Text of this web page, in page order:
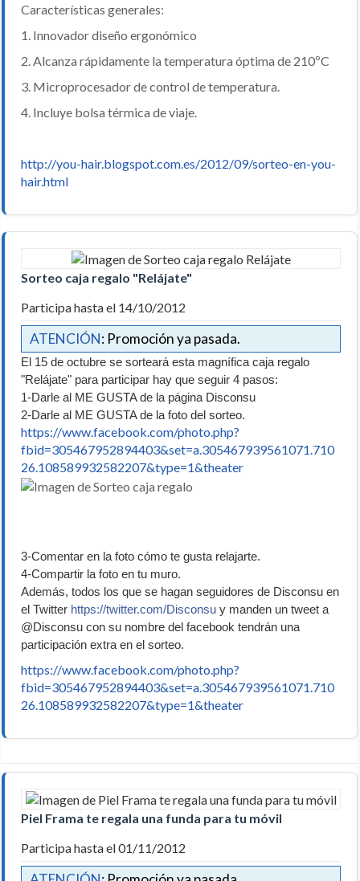
Características generales:
1. Innovador diseño ergonómico
2. Alcanza rápidamente la temperatura óptima de 210ºC
3. Microprocesador de control de temperatura.
4. Incluye bolsa térmica de viaje.
http://you-hair.blogspot.com.es/2012/09/sorteo-en-you-
hair.html
Sorteo caja regalo "Relájate"
Participa hasta el 14/10/2012
ATENCIÓN: Promoción ya pasada.
El 15 de octubre se sorteará esta magnífica caja regalo
"Relájate" para participar hay que seguir 4 pasos:
1-Darle al ME GUSTA de la página Disconsu
2-Darle al ME GUSTA de la foto del sorteo.
https://www.facebook.com/photo.php?
fbid=305467952894403&set=a.305467939561071.710
26.108589932582207&type=1&theater
3-Comentar en la foto cómo te gusta relajarte.
4-Compartir la foto en tu muro.
Además, todos los que se hagan seguidores de Disconsu en
el Twitter https://twitter.com/Disconsu y manden un tweet a
@Disconsu con su nombre del facebook tendrán una
participación extra en el sorteo.
https://www.facebook.com/photo.php?
fbid=305467952894403&set=a.305467939561071.710
26.108589932582207&type=1&theater
Piel Frama te regala una funda para tu móvil
Participa hasta el 01/11/2012